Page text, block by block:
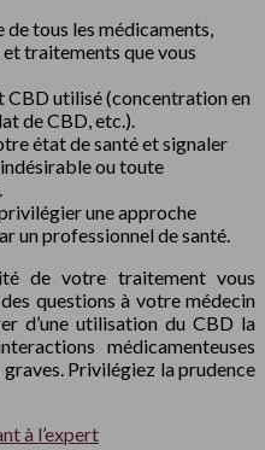
de tous les médicaments,
traitements que vous
CBD utilisé (concentration en
de CBD, etc.).
état de santé et signaler
ou toute
une approche
un professionnel de santé.
de votre traitement vous
questions à votre médecin
d’une utilisation du CBD la
médicamenteuses
Privilégiez la prudence
à l’expert